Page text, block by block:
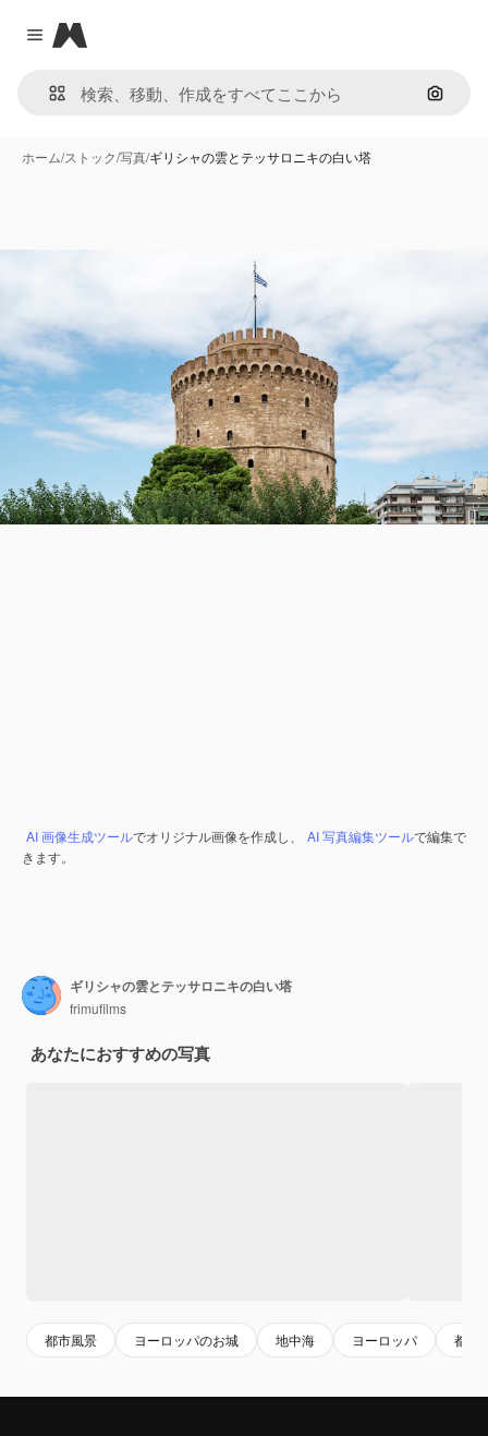
Close menu
Magnific
画像で
ホーム/ストック/写真/ギリシャの雲とテッサロニキの白い塔
AI 画像生成ツールでオリジナル画像を作成し、 AI 写真編集ツールで編集で
きます。
ギリシャの雲とテッサロニキの白い塔
frimufilms
あなたにおすすめの写真
都市風景 ヨーロッパのお城 地中海 ヨーロッパ 都市